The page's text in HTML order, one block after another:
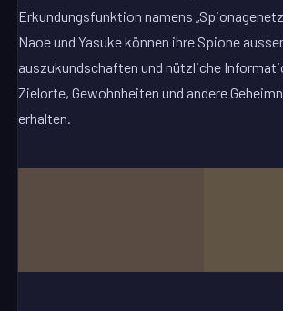
Erkundungsfunktion namens
Naoe und Yasuke können ihre Spione
auszukundschaften und nützliche
Zielorte, Gewohnheiten und andere
erhalten.